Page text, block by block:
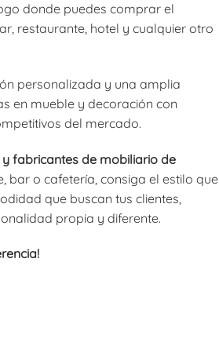
donde puedes comprar el
restaurante, hotel y cualquier otro
personalizada y una amplia
en mueble y decoración con
del mercado.
fabricantes de mobiliario de
bar o cafetería, consiga el estilo que
que buscan tus clientes,
propia y diferente.